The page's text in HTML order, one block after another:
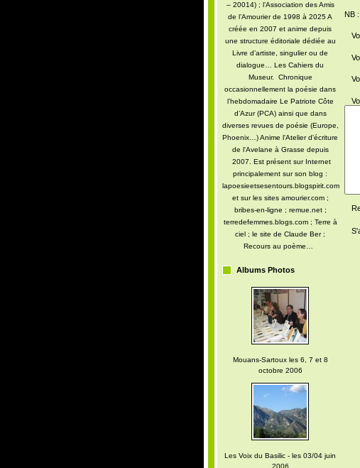
– 20014) ; l’Association des Amis
de l’Amourier de 1998 à 2025 A
créée en 2007 et anime depuis
une structure éditoriale dédiée au
Livre d’artiste, singulier ou de
dialogue… Les Cahiers du
Museur. Chronique
occasionnellement la poésie dans
l’hebdomadaire Le Patriote Côte
d’Azur (PCA) ainsi que dans
diverses revues de poésie (Europe,
Phoenix…) Anime l'Atelier d'écriture
de l'Avelane à Grasse depuis
2007. Est présent sur Internet
principalement sur son blog :
lapoesieetsesentours.blogspirit.com
et sur les sites amourier.com ;
bribes-en-ligne ; remue.net ;
terredefemmes.blogs.com ; Terre à
ciel ; le site de Claude Ber ;
Recours au poème…
Albums Photos
Mouans-Sartoux les 6, 7 et 8
octobre 2006
Les Voix du Basilic - les 03/04 juin
2006
NB